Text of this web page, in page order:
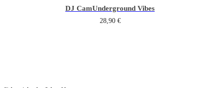
DJ CamUnderground Vibes
28,90 €